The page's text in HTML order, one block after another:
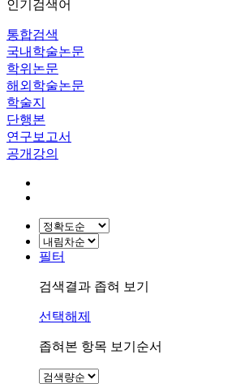
인기검색어
통합검색
국내학술논문
학위논문
해외학술논문
학술지
단행본
연구보고서
공개강의
필터
검색결과 좁혀 보기
선택해제
좁혀본 항목 보기순서